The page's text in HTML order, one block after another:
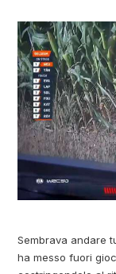
Sembrava andare
ha messo fuori